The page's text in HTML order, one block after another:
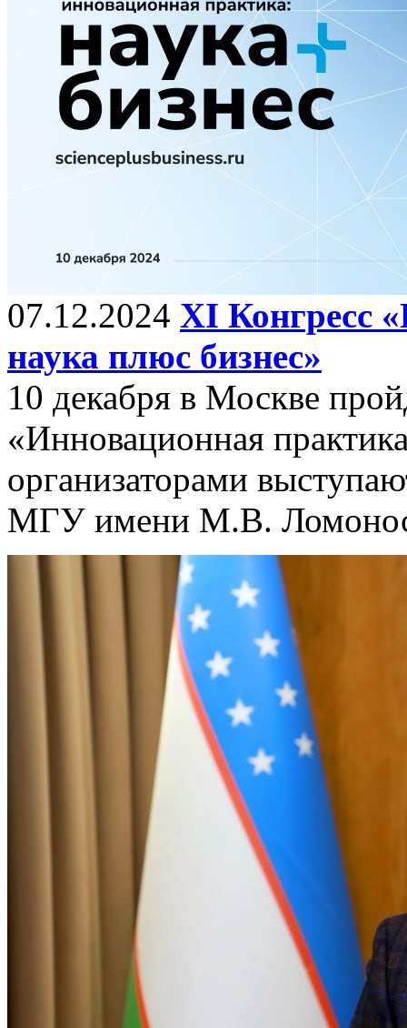
07.12.2024 ХI Конгресс
наука плюс бизнес»
10 декабря в Москве
«Инновационная
организаторами
МГУ имени М.В.